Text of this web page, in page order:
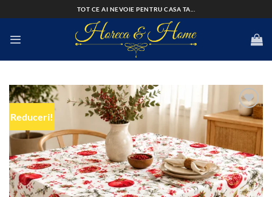
to
TOT CE AI NEVOIE PENTRU CASA TA...
Reduceri!
Add to
wishlist